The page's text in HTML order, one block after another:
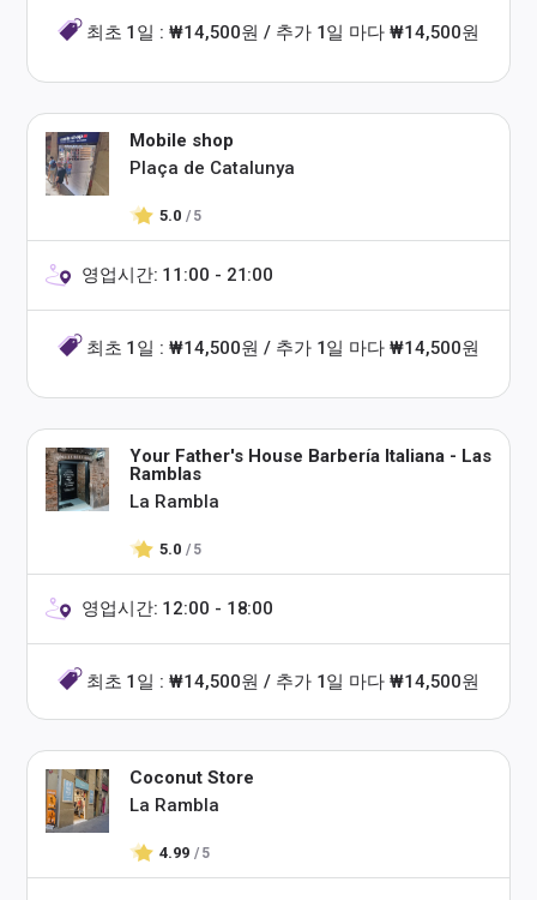
최초 1일 : ₩14,500원 / 추가 1일 마다 ₩14,500원
Mobile shop
Plaça de Catalunya
5.0 / 5
영업시간: 11:00 - 21:00
최초 1일 : ₩14,500원 / 추가 1일 마다 ₩14,500원
Your Father's House Barbería Italiana - Las
Ramblas
La Rambla
5.0 / 5
영업시간: 12:00 - 18:00
최초 1일 : ₩14,500원 / 추가 1일 마다 ₩14,500원
Coconut Store
La Rambla
4.99 / 5